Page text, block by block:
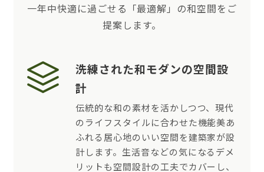
一年中快適に過ごせる「最適解」の和空間をご
提案します。
洗練された和モダンの空間設
計
伝統的な和の素材を活かしつつ、現代
のライフスタイルに合わせた機能美あ
ふれる居心地のいい空間を建築家が設
計します。生活音などの気になるデメ
リットも空間設計の工夫でカバーし、